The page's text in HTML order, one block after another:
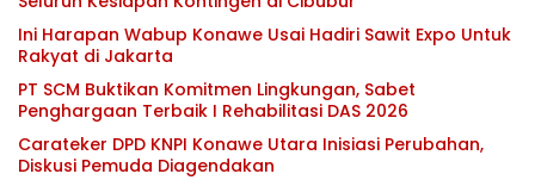
Ini Harapan Wabup Konawe Usai Hadiri Sawit Expo Untuk
Rakyat di Jakarta
PT SCM Buktikan Komitmen Lingkungan, Sabet
Penghargaan Terbaik I Rehabilitasi DAS 2026
Carateker DPD KNPI Konawe Utara Inisiasi Perubahan,
Diskusi Pemuda Diagendakan